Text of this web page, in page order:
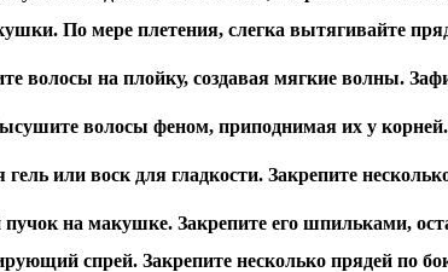
По мере плетения, слегка вытягивайте
волосы на плойку, создавая мягкие волны.
волосы феном, приподнимая их у
или воск для гладкости. Закрепите
на макушке. Закрепите его шпильками,
спрей. Закрепите несколько прядей по